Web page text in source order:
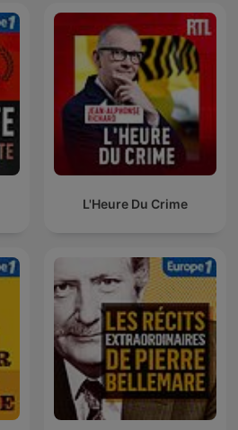
L'Heure Du Crime